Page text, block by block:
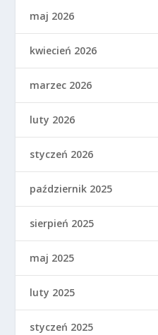
maj 2026
kwiecień 2026
marzec 2026
luty 2026
styczeń 2026
październik 2025
sierpień 2025
maj 2025
luty 2025
styczeń 2025